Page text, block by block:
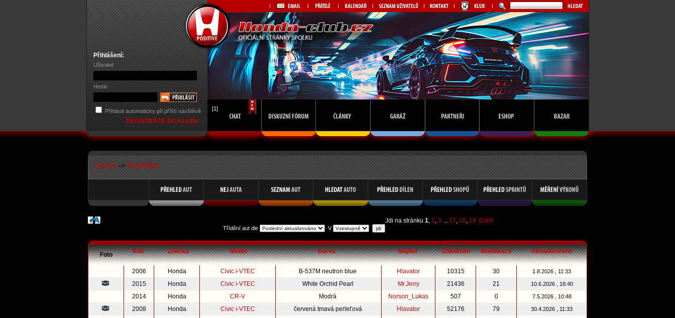
Přihlášení:
Uživatel
Heslo
Přihlásit automaticky při příští návštěvě
REGISTRACE DO KLUBU
[1]
Garáž -> Prohlížet
Jdi na stránku 1, 2, 3 ... 17, 18, 19 Další
Třídění aut dle V
Foto Rok Značka Model Barva Majitel Zhlédnuto Modifikace Aktualizováno
2006 Honda Civic i-VTEC B-537M neutron blue Hlavator 10315 30 1.8.2026 , 11:33
2015 Honda Civic i-VTEC White Orchid Pearl Mr.Jerry 21436 21 10.6.2026 , 18:40
2014 Honda CR-V Modrá Norson_Lukas 507 0 7.5.2026 , 10:48
2008 Honda Civic i-VTEC červená tmavá perleťová Hlavator 52176 79 30.4.2026 , 11:33